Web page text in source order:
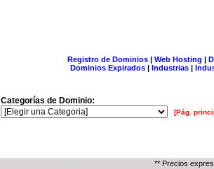
Registro de Dominios| Web Hosting |
Dominios Expirados | Industrias |
Categorías de Dominio:
[Pág.
** Precios